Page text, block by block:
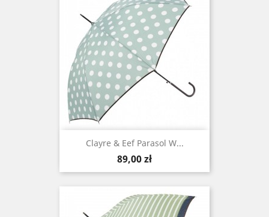
Clayre & Eef Parasol W...
Cena
89,00 zł